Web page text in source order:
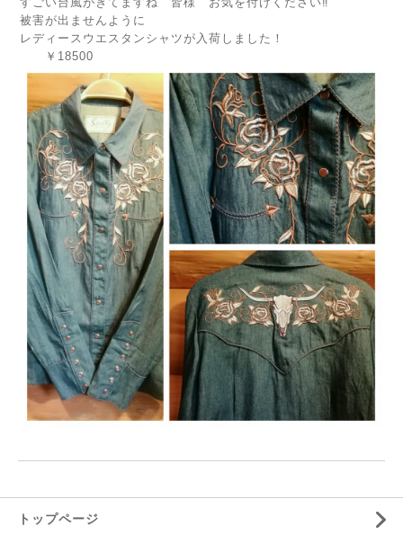
被害が出ませんように
レディースウエスタンシャツが入荷しました！
￥18500
トップページ